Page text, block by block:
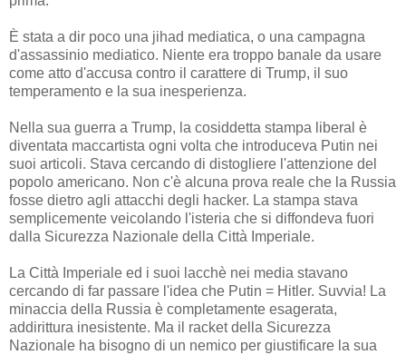
È stata a dir poco una jihad mediatica, o una campagna
d'assassinio mediatico. Niente era troppo banale da usare
come atto d'accusa contro il carattere di Trump, il suo
temperamento e la sua inesperienza.
Nella sua guerra a Trump, la cosiddetta stampa liberal è
diventata maccartista ogni volta che introduceva Putin nei
suoi articoli. Stava cercando di distogliere l'attenzione del
popolo americano. Non c'è alcuna prova reale che la Russia
fosse dietro agli attacchi degli hacker. La stampa stava
semplicemente veicolando l'isteria che si diffondeva fuori
dalla Sicurezza Nazionale della Città Imperiale.
La Città Imperiale ed i suoi lacchè nei media stavano
cercando di far passare l'idea che Putin = Hitler. Suvvia! La
minaccia della Russia è completamente esagerata,
addirittura inesistente. Ma il racket della Sicurezza
Nazionale ha bisogno di un nemico per giustificare la sua